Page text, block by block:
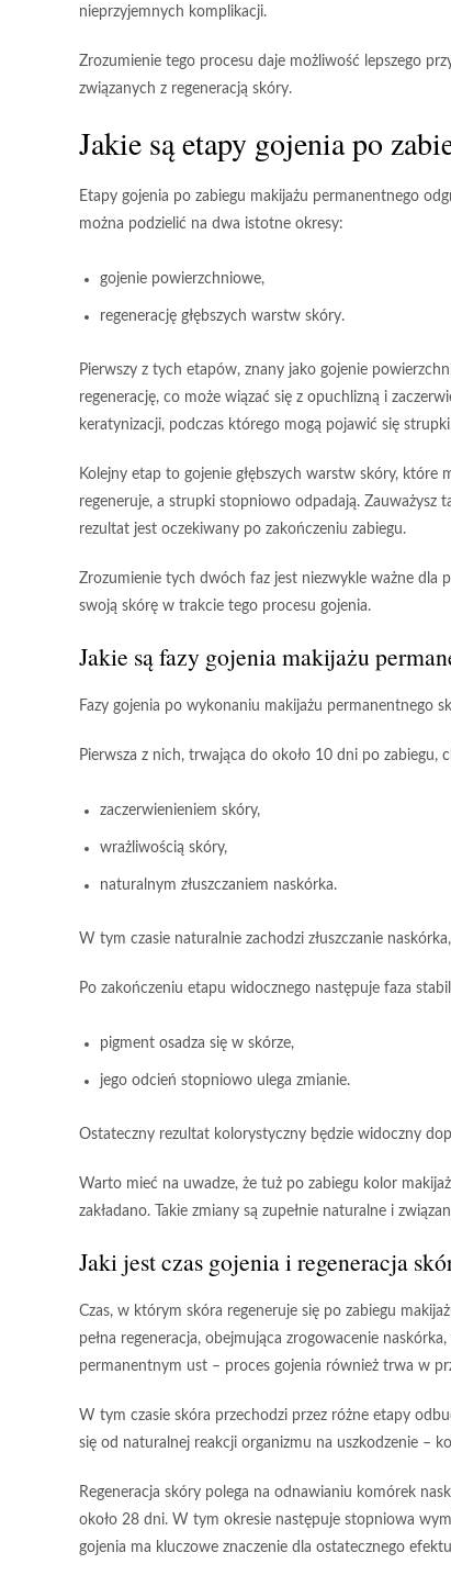
nieprzyjemnych komplikacji.
Zrozumienie tego procesu daje możliwość lepszego
związanych z regeneracją skóry.
Jakie są etapy gojenia po
Etapy gojenia po zabiegu makijażu permanentnego
można podzielić na dwa istotne okresy:
gojenie powierzchniowe,
regenerację głębszych warstw skóry.
Pierwszy z tych etapów, znany jako gojenie
regenerację, co może wiązać się z opuchlizną i
keratynizacji, podczas którego mogą pojawić się
Kolejny etap to gojenie głębszych warstw skóry, które
regeneruje, a strupki stopniowo odpadają. Zauważysz
rezultat jest oczekiwany po zakończeniu zabiegu.
Zrozumienie tych dwóch faz jest niezwykle ważne dla
swoją skórę w trakcie tego procesu gojenia.
Jakie są fazy gojenia makijażu
Fazy gojenia po wykonaniu makijażu permanentnego
Pierwsza z nich, trwająca do około 10 dni po zabiegu,
zaczerwienieniem skóry,
wrażliwością skóry,
naturalnym złuszczaniem naskórka.
W tym czasie naturalnie zachodzi złuszczanie naskórka
Po zakończeniu etapu widocznego następuje faza
pigment osadza się w skórze,
jego odcień stopniowo ulega zmianie.
Ostateczny rezultat kolorystyczny będzie widoczny
Warto mieć na uwadze, że tuż po zabiegu kolor
zakładano.
Takie zmiany są zupełnie naturalne i
Jaki jestczas gojeniai regeneracja
Czas, w którym skóra regeneruje się po zabiegu
pełna regeneracja, obejmująca zrogowacenie
permanentnym ust – proces gojenia również trwa w
W tym czasie skóra przechodzi przez różne etapy
się od naturalnej reakcji organizmu na uszkodzenie –
Regeneracja skóry polega na odnawianiu komórek
około 28 dni. W tym okresie następuje stopniowa
gojenia ma kluczowe znaczenie dla ostatecznego